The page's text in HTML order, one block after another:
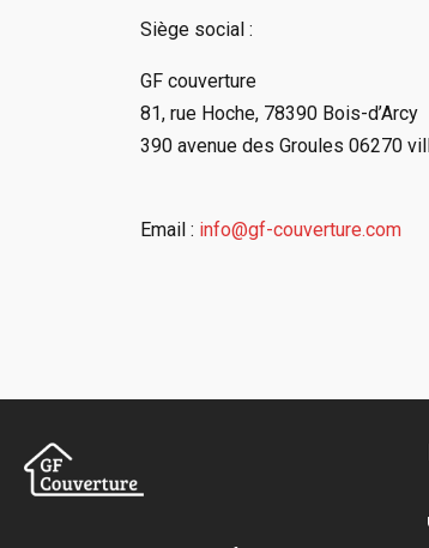
Siège social :
GF couverture
81, rue Hoche, 78390 Bois-d’Arcy
390 avenue des Groules 06270
Email : info@gf-couverture.com